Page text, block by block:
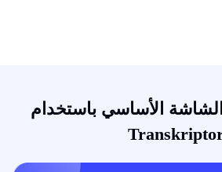
الأساسي باستخدام